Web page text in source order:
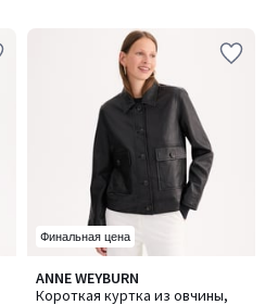
Финальная цена
ANNE WEYBURN
Короткая куртка из овчины,
4,9
/ 5
Количество
цветов: